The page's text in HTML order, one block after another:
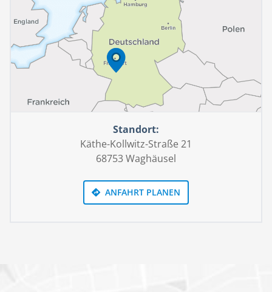
Standort:
Käthe-Kollwitz-Straße 21
68753 Waghäusel
ANFAHRT PLANEN